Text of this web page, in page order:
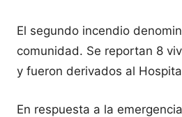
El segundo incendio
comunidad. Se reportan 8
y fueron derivados al
En respuesta a la